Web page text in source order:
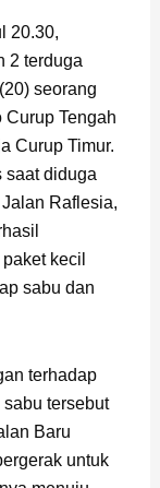
20.30,
2 terduga
seorang
Tengah
Curup Timur.
saat diduga
Raflesia,
kecil
sabu dan
terhadap
tersebut
Baru
untuk